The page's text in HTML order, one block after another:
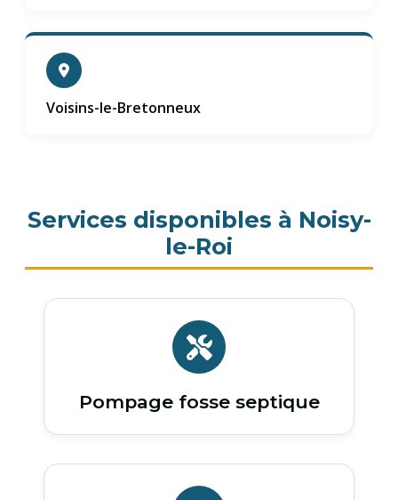
Voisins-le-Bretonneux
Services disponibles à Noisy-
le-Roi
Pompage fosse septique